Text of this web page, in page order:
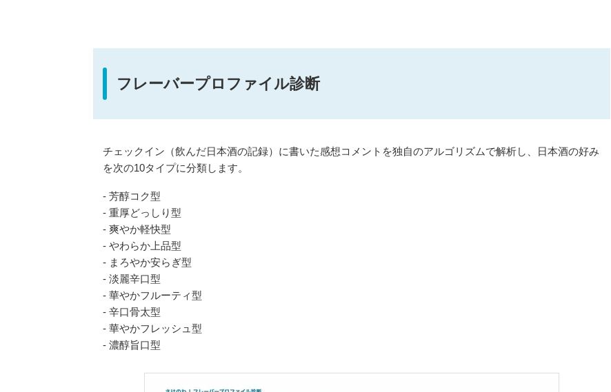
フレーバープロファイル診断
チェックイン（飲んだ日本酒の記録）に書いた感想コメントを独自のアルゴリズムで解析し、日本酒の好み
を次の10タイプに分類します。
- 芳醇コク型
- 重厚どっしり型
- 爽やか軽快型
- やわらか上品型
- まろやか安らぎ型
- 淡麗辛口型
- 華やかフルーティ型
- 辛口骨太型
- 華やかフレッシュ型
- 濃醇旨口型